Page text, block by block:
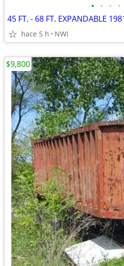
• • • •
45 FT. - 68 FT. EXPANDABLE
hace 5 h NWI
$9,800